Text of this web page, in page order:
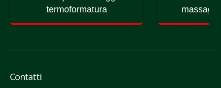
termoformatura
Contatti